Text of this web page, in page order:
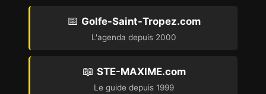
📅 Golfe-Saint-Tropez.com
L'agenda depuis 2000
📖 STE-MAXIME.com
Le guide depuis 1999